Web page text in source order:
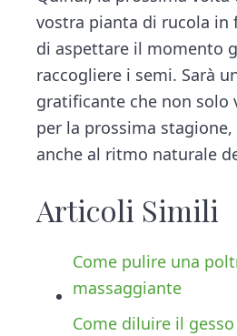
vostra pianta di rucola in
di aspettare il momento
raccogliere i semi. Sarà
gratificante che non solo
per la prossima
anche al ritmo naturale
Articoli Simili
Come pulire una
massaggiante
Come diluire il